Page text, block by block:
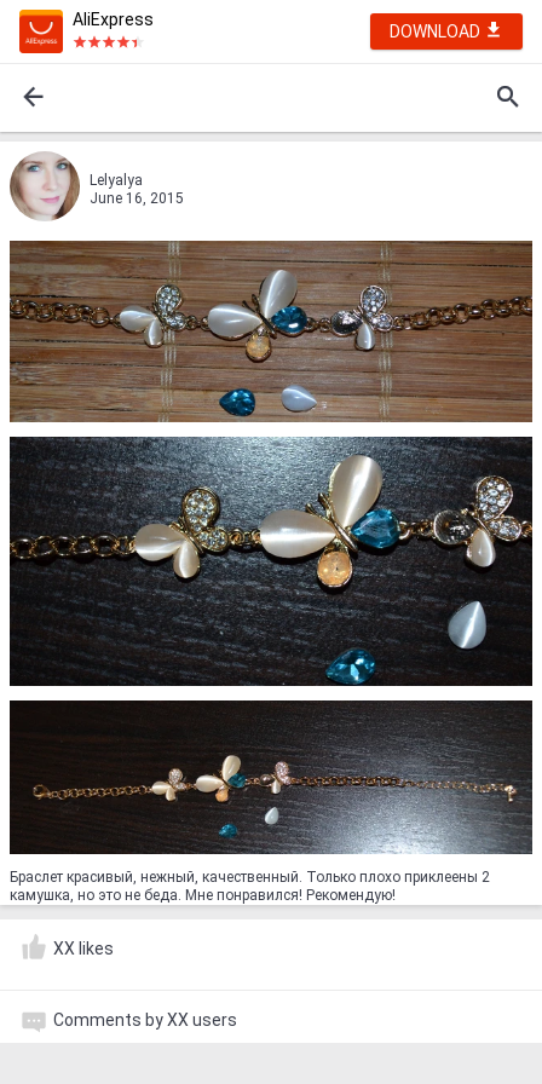
AliExpress
DOWNLOAD
Lelyalya
June 16, 2015
Браслет красивый, нежный, качественный. Только плохо приклеены 2
камушка, но это не беда. Мне понравился! Рекомендую!
XX likes
Comments by XX users